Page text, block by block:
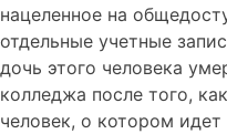
нацеленное на
отдельные учетные
дочь этого человека
колледжа после того,
человек, о котором идет